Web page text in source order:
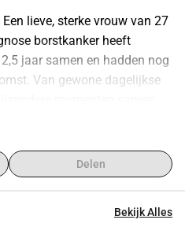
lieve, sterke vrouw van 27
borstkanker heeft
jaar samen en hadden nog
Van gewone dagelijkse
leven ineens volledig op zijn
herstel. Juist daarom
met ziek zijn. We willen
Christa gelukkig van
Delen
Bekijk Alles